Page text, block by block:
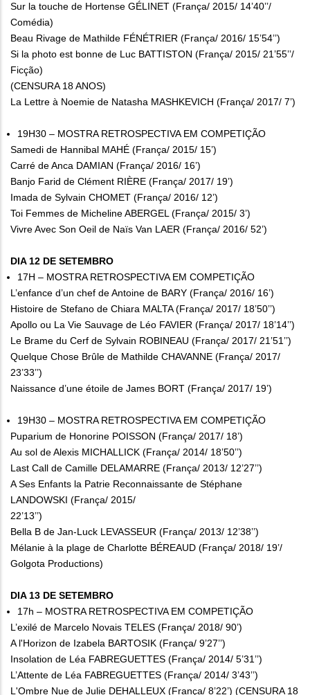
Sur la touche de Hortense GÉLINET (França/ 2015/ 14’40’’/
Comédia)
Beau Rivage de Mathilde FÉNÉTRIER (França/ 2016/ 15’54’’)
Si la photo est bonne de Luc BATTISTON (França/ 2015/ 21’55’’/
Ficção)
(CENSURA 18 ANOS)
La Lettre à Noemie de Natasha MASHKEVICH (França/ 2017/ 7’)
19H30 – MOSTRA RETROSPECTIVA EM COMPETIÇÃO
Samedi de Hannibal MAHÉ (França/ 2015/ 15’)
Carré de Anca DAMIAN (França/ 2016/ 16’)
Banjo Farid de Clément RIÈRE (França/ 2017/ 19’)
Imada de Sylvain CHOMET (França/ 2016/ 12’)
Toi Femmes de Micheline ABERGEL (França/ 2015/ 3’)
Vivre Avec Son Oeil de Naïs Van LAER (França/ 2016/ 52’)
DIA 12 DE SETEMBRO
17H – MOSTRA RETROSPECTIVA EM COMPETIÇÃO
L’enfance d’un chef de Antoine de BARY (França/ 2016/ 16’)
Histoire de Stefano de Chiara MALTA (França/ 2017/ 18’50’’)
Apollo ou La Vie Sauvage de Léo FAVIER (França/ 2017/ 18’14’’)
Le Brame du Cerf de Sylvain ROBINEAU (França/ 2017/ 21’51’’)
Quelque Chose Brûle de Mathilde CHAVANNE (França/ 2017/
23’33’’)
Naissance d’une étoile de James BORT (França/ 2017/ 19’)
19H30 – MOSTRA RETROSPECTIVA EM COMPETIÇÃO
Puparium de Honorine POISSON (França/ 2017/ 18’)
Au sol de Alexis MICHALLICK (França/ 2014/ 18’50’’)
Last Call de Camille DELAMARRE (França/ 2013/ 12’27’’)
A Ses Enfants la Patrie Reconnaissante de Stéphane
LANDOWSKI (França/ 2015/
22’13’’)
Bella B de Jan-Luck LEVASSEUR (França/ 2013/ 12’38’’)
Mélanie à la plage de Charlotte BÉREAUD (França/ 2018/ 19’/
Golgota Productions)
DIA 13 DE SETEMBRO
17h – MOSTRA RETROSPECTIVA EM COMPETIÇÃO
L’exilé de Marcelo Novais TELES (França/ 2018/ 90’)
A l'Horizon de Izabela BARTOSIK (França/ 9’27’’)
Insolation de Léa FABREGUETTES (França/ 2014/ 5’31’’)
L’Attente de Léa FABREGUETTES (França/ 2014/ 3’43’’)
L'Ombre Nue de Julie DEHALLEUX (França/ 8’22’) (CENSURA 18